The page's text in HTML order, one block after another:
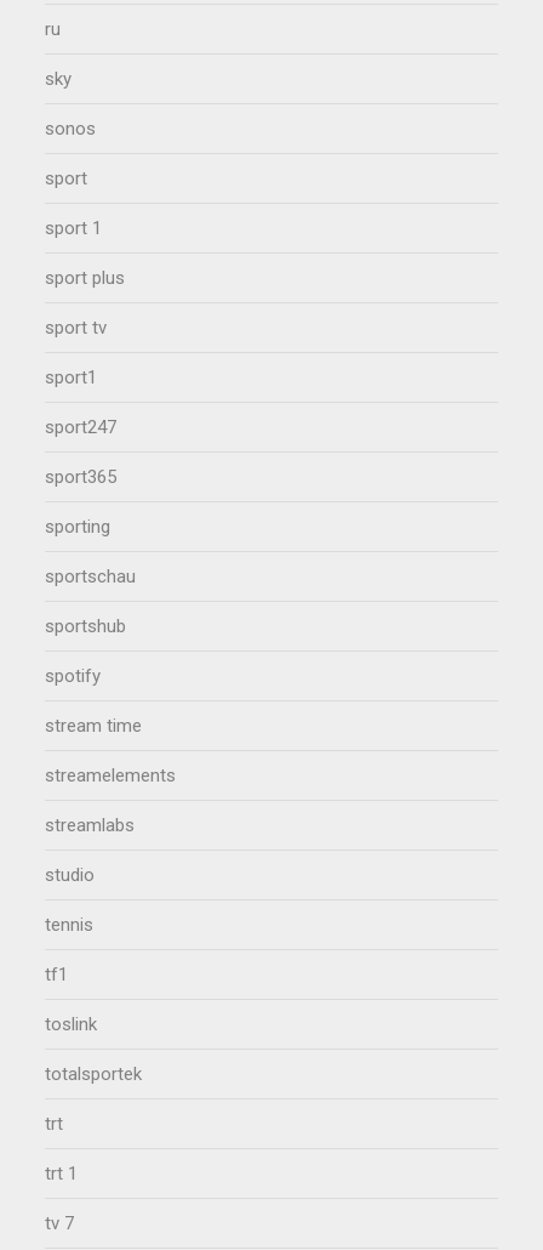
ru
sky
sonos
sport
sport 1
sport plus
sport tv
sport1
sport247
sport365
sporting
sportschau
sportshub
spotify
stream time
streamelements
streamlabs
studio
tennis
tf1
toslink
totalsportek
trt
trt 1
tv 7